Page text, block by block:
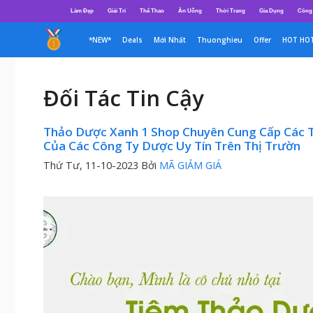
đến
dung
Làm Đẹp Giải Trí Thể Thao Ăn Uống Thời Trang Gia Dụng Công
*NEW* Deals Mới Nhất Thuonghieu Offer HOT
Đối Tác Tin Cậy
Thảo Dược Xanh 1 Shop Chuyên Cung Cấp
Của Các Công Ty Dược Uy Tín Trên Thị Trườn
Thứ Tư, 11-10-2023 Bởi MÃ GIẢM GIÁ